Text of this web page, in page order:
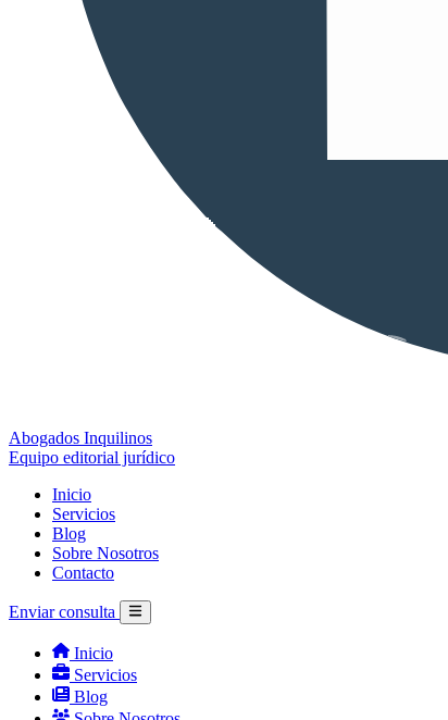
Abogados Inquilinos
Equipo editorial jurídico
Inicio
Servicios
Blog
Sobre Nosotros
Contacto
Enviar consulta
Inicio
Servicios
Blog